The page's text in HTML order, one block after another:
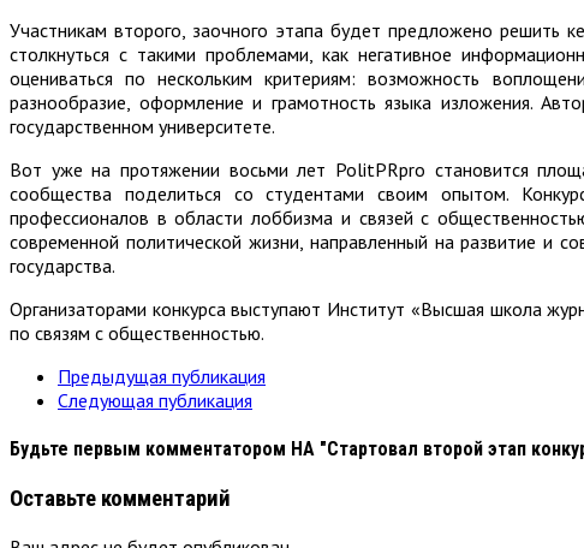
Участникам второго, заочного этапа будет предложено решить
столкнуться с такими проблемами, как негативное
оцениваться по нескольким критериям: возможность
разнообразие, оформление и грамотность языка изложения.
государственном университете.
Вот уже на протяжении восьми лет PolitPRpro становится
сообщества поделиться со студентами своим опытом.
профессионалов в области лоббизма и связей с
современной политической жизни, направленный на развитие и
государства.
Организаторами конкурса выступают Институт «Высшая школа
по связям с общественностью.
Предыдущая публикация
Следующая публикация
Будьте первым комментатором НА "Стартовал второй этап
Оставьте комментарий